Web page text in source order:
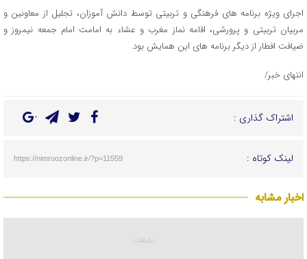
اجرای ویژه برنامه های فرهنگی و تربیتی توسط دانش آموزان، تجلیل از معاونین و
مربیان تربیتی و پرورشی، اقامه نماز مغرب و عشاء به امامت امام جمعه نیمروز و
ضیافت افطار از دیگر برنامه های این همایش بود.
انتهای خبر/
اشتراک گذاری :
لینک کوتاه : https://nimroozonline.ir/?p=11559
اخبار مشابه